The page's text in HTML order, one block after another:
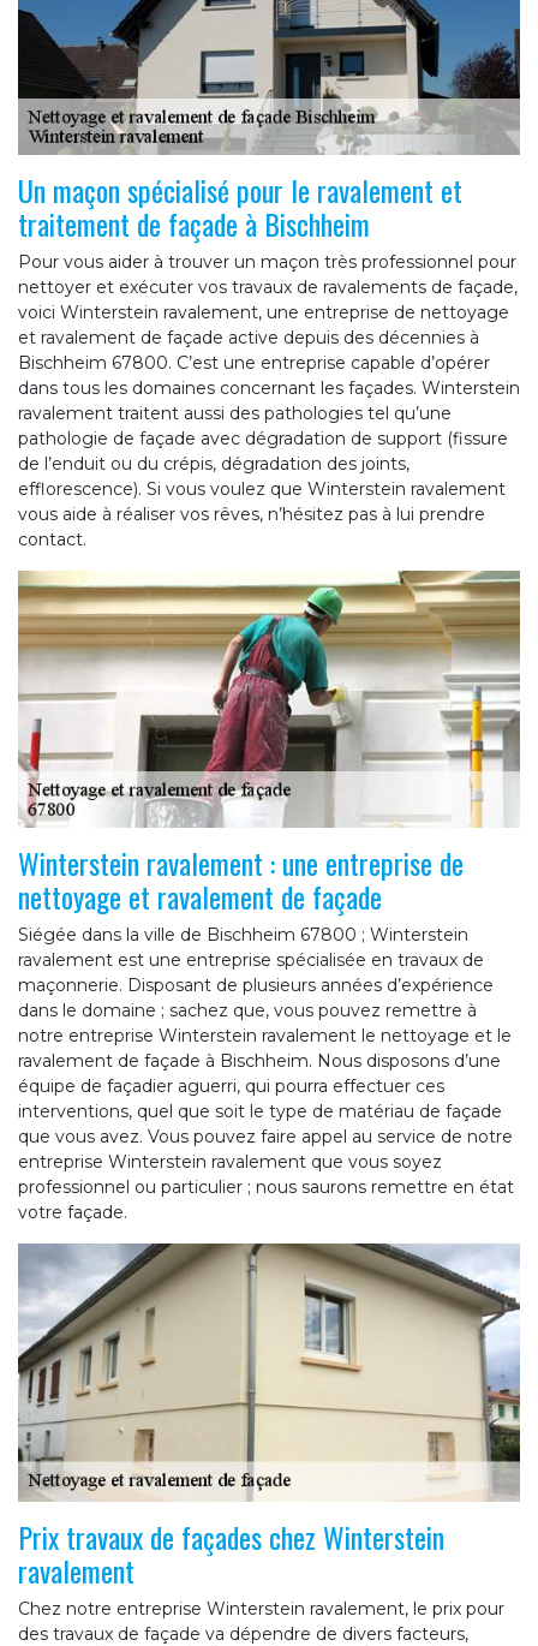
Un maçon spécialisé pour le ravalement et
traitement de façade à Bischheim
Pour vous aider à trouver un maçon très professionnel pour
nettoyer et exécuter vos travaux de ravalements de façade,
voici Winterstein ravalement, une entreprise de nettoyage
et ravalement de façade active depuis des décennies à
Bischheim 67800. C’est une entreprise capable d’opérer
dans tous les domaines concernant les façades. Winterstein
ravalement traitent aussi des pathologies tel qu’une
pathologie de façade avec dégradation de support (fissure
de l’enduit ou du crépis, dégradation des joints,
efflorescence). Si vous voulez que Winterstein ravalement
vous aide à réaliser vos rêves, n’hésitez pas à lui prendre
contact.
Winterstein ravalement : une entreprise de
nettoyage et ravalement de façade
Siégée dans la ville de Bischheim 67800 ; Winterstein
ravalement est une entreprise spécialisée en travaux de
maçonnerie. Disposant de plusieurs années d’expérience
dans le domaine ; sachez que, vous pouvez remettre à
notre entreprise Winterstein ravalement le nettoyage et le
ravalement de façade à Bischheim. Nous disposons d’une
équipe de façadier aguerri, qui pourra effectuer ces
interventions, quel que soit le type de matériau de façade
que vous avez. Vous pouvez faire appel au service de notre
entreprise Winterstein ravalement que vous soyez
professionnel ou particulier ; nous saurons remettre en état
votre façade.
Prix travaux de façades chez Winterstein
ravalement
Chez notre entreprise Winterstein ravalement, le prix pour
des travaux de façade va dépendre de divers facteurs,